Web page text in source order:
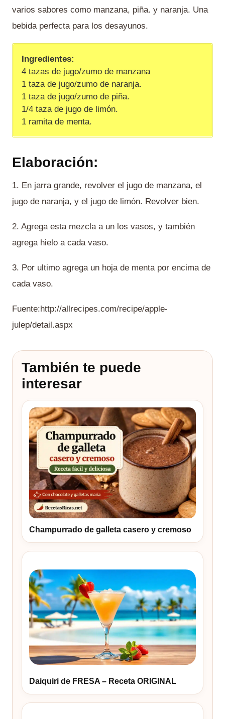
varios sabores como manzana, piña. y naranja. Una
bebida perfecta para los desayunos.
Ingredientes:
4 tazas de jugo/zumo de manzana
1 taza de jugo/zumo de naranja.
1 taza de jugo/zumo de piña.
1/4 taza de jugo de limón.
1 ramita de menta.
Elaboración:
1. En jarra grande, revolver el jugo de manzana, el
jugo de naranja, y el jugo de limón. Revolver bien.
2. Agrega esta mezcla a un los vasos, y también
agrega hielo a cada vaso.
3. Por ultimo agrega un hoja de menta por encima de
cada vaso.
Fuente:http://allrecipes.com/recipe/apple-
julep/detail.aspx
También te puede
interesar
Champurrado de galleta casero y cremoso
Daiquiri de FRESA – Receta ORIGINAL